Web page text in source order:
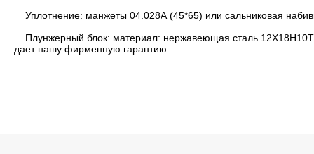
Уплотнение: манжеты 04.028А (45*65) или сальниковая
Плунжерный блок: материал: нержавеющая сталь
дает нашу фирменную гарантию.